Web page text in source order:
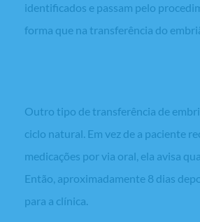
identificados e passam pelo
forma que na transferência do
Outro tipo de transferência de
ciclo natural. Em vez de a paciente
medicações por via oral, ela avisa
Então, aproximadamente 8 dias
para a clínica.